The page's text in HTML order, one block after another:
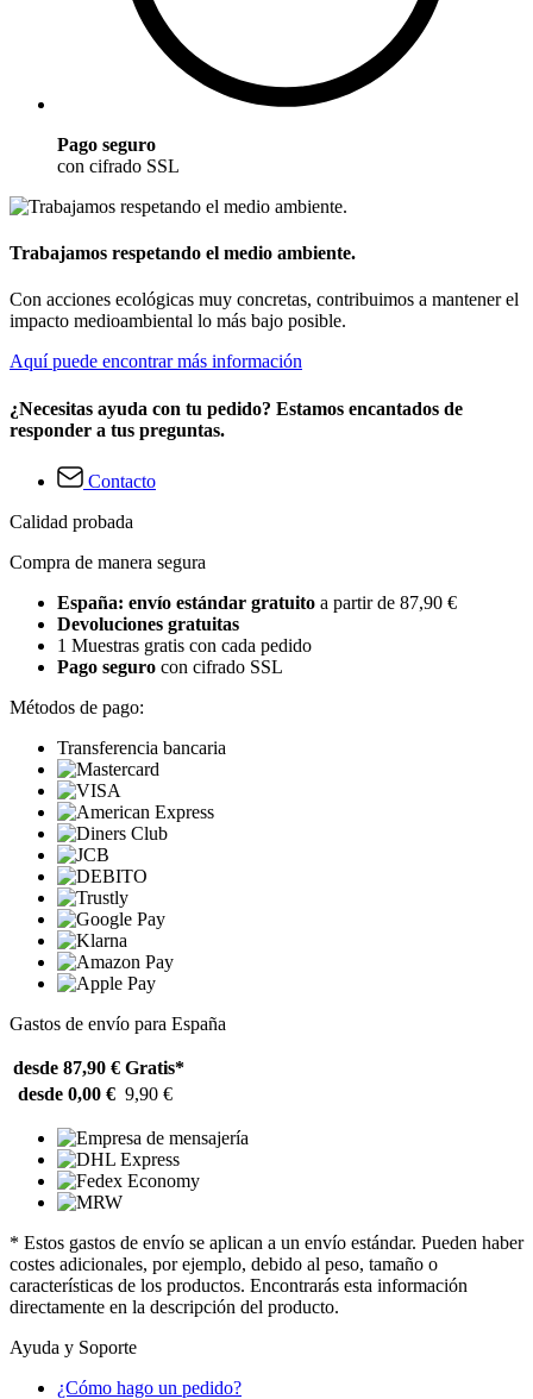
Pago seguro
con cifrado SSL
Trabajamos respetando el medio ambiente.
Con acciones ecológicas muy concretas, contribuimos a mantener el
impacto medioambiental lo más bajo posible.
Aquí puede encontrar más información
¿Necesitas ayuda con tu pedido? Estamos encantados de
responder a tus preguntas.
Contacto
Calidad probada
Compra de manera segura
España: envío estándar gratuito a partir de 87,90 €
Devoluciones gratuitas
1 Muestras gratis con cada pedido
Pago seguro con cifrado SSL
Métodos de pago:
Transferencia bancaria
Gastos de envío para España
desde 87,90 € Gratis*
desde 0,00 € 9,90 €
* Estos gastos de envío se aplican a un envío estándar. Pueden haber
costes adicionales, por ejemplo, debido al peso, tamaño o
características de los productos. Encontrarás esta información
directamente en la descripción del producto.
Ayuda y Soporte
¿Cómo hago un pedido?